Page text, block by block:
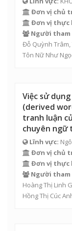
Đơn vị chủ
Đơn vị thực
Người tham
Đỗ Quỳnh Trâm,
Tôn Nữ Như
Việc sử
(derived
tranh luận
chuyên ngữ
Lĩnh vực:
Đơn vị chủ
Đơn vị thực
Người tham
Hoàng Thị Linh
Hồng Thị Cúc